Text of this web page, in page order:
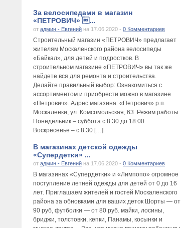
За велосипедами в магазин
«ПЕТРОВИЧ» ...
от админ - Евгений на 17.06.2020 - 0 Комментариев
Строительный магазин «ПЕТРОВИЧ» предлагает
жителям Москаленского района велосипеды
«Байкал», для детей и подростков. В
строительном магазине «ПЕТРОВИЧ» вы так же
найдете вся для ремонта и строительства.
Делайте правильный выбор: Ознакомиться с
ассортиментом и приобрести можно в магазине
«Петрович». Адрес магазина: «Петрович» р.п.
Москаленки, ул. Комсомольская, 63. Режим работы:
Понедельник – суббота с 8:30 до 18:00
Воскресенье – с 8:30 […]
В магазинах детской одежды
«Супердетки» ...
от админ - Евгений на 17.06.2020 - 0 Комментариев
В магазинах «Супердетки» и «Лимпопо» огромное
поступление летней одежды для детей от 0 до 16
лет. Приглашаем жителей и гостей Москаленского
района за обновками для ваших деток Шорты — от
90 руб, футболки — от 80 руб. майки, лосины,
бриджи, толстовки, кепки, Панамы, косынки и